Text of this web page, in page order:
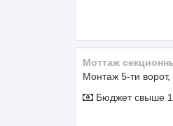
Моттаж
Монтаж 5-ти
Бюджет свыше